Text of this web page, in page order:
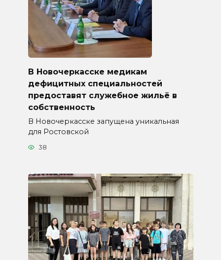
В Новочеркасске медикам
дефицитных специальностей
предоставят служебное жильё в
собственность
В Новочеркасске запущена уникальная
для Ростовской
38